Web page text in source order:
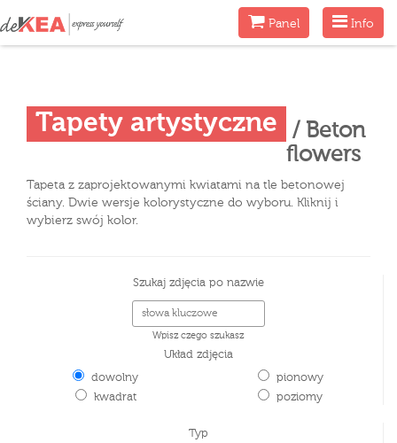
Menu
Info
MenuPanel
Tapety artystyczne
/ Beton
flowers
Tapeta z zaprojektowanymi kwiatami na tle betonowej
ściany. Dwie wersje kolorystyczne do wyboru. Kliknij i
wybierz swój kolor.
Szukaj zdjęcia po nazwie
Wpisz czego szukasz
Układ zdjęcia
dowolny
kwadrat
pionowy
poziomy
Typ